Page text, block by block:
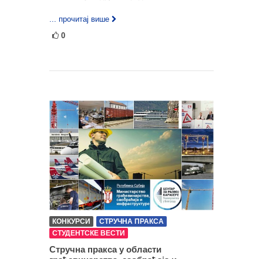
... прочитај више
0
КОНКУРСИ
СТРУЧНА ПРАКСА
СТУДЕНТСКЕ ВЕСТИ
Стручна пракса у области